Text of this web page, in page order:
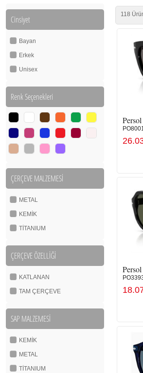
Cinsiyet
Bayan
Erkek
Unisex
Renk Seçenekleri
ÇERÇEVE MALZEMESİ
METAL
KEMİK
TİTANIUM
ÇERÇEVE ÖZELLİĞİ
KATLANAN
TAM ÇERÇEVE
SAP MALZEMESİ
KEMİK
METAL
TİTANIUM
118
Persol
Persol